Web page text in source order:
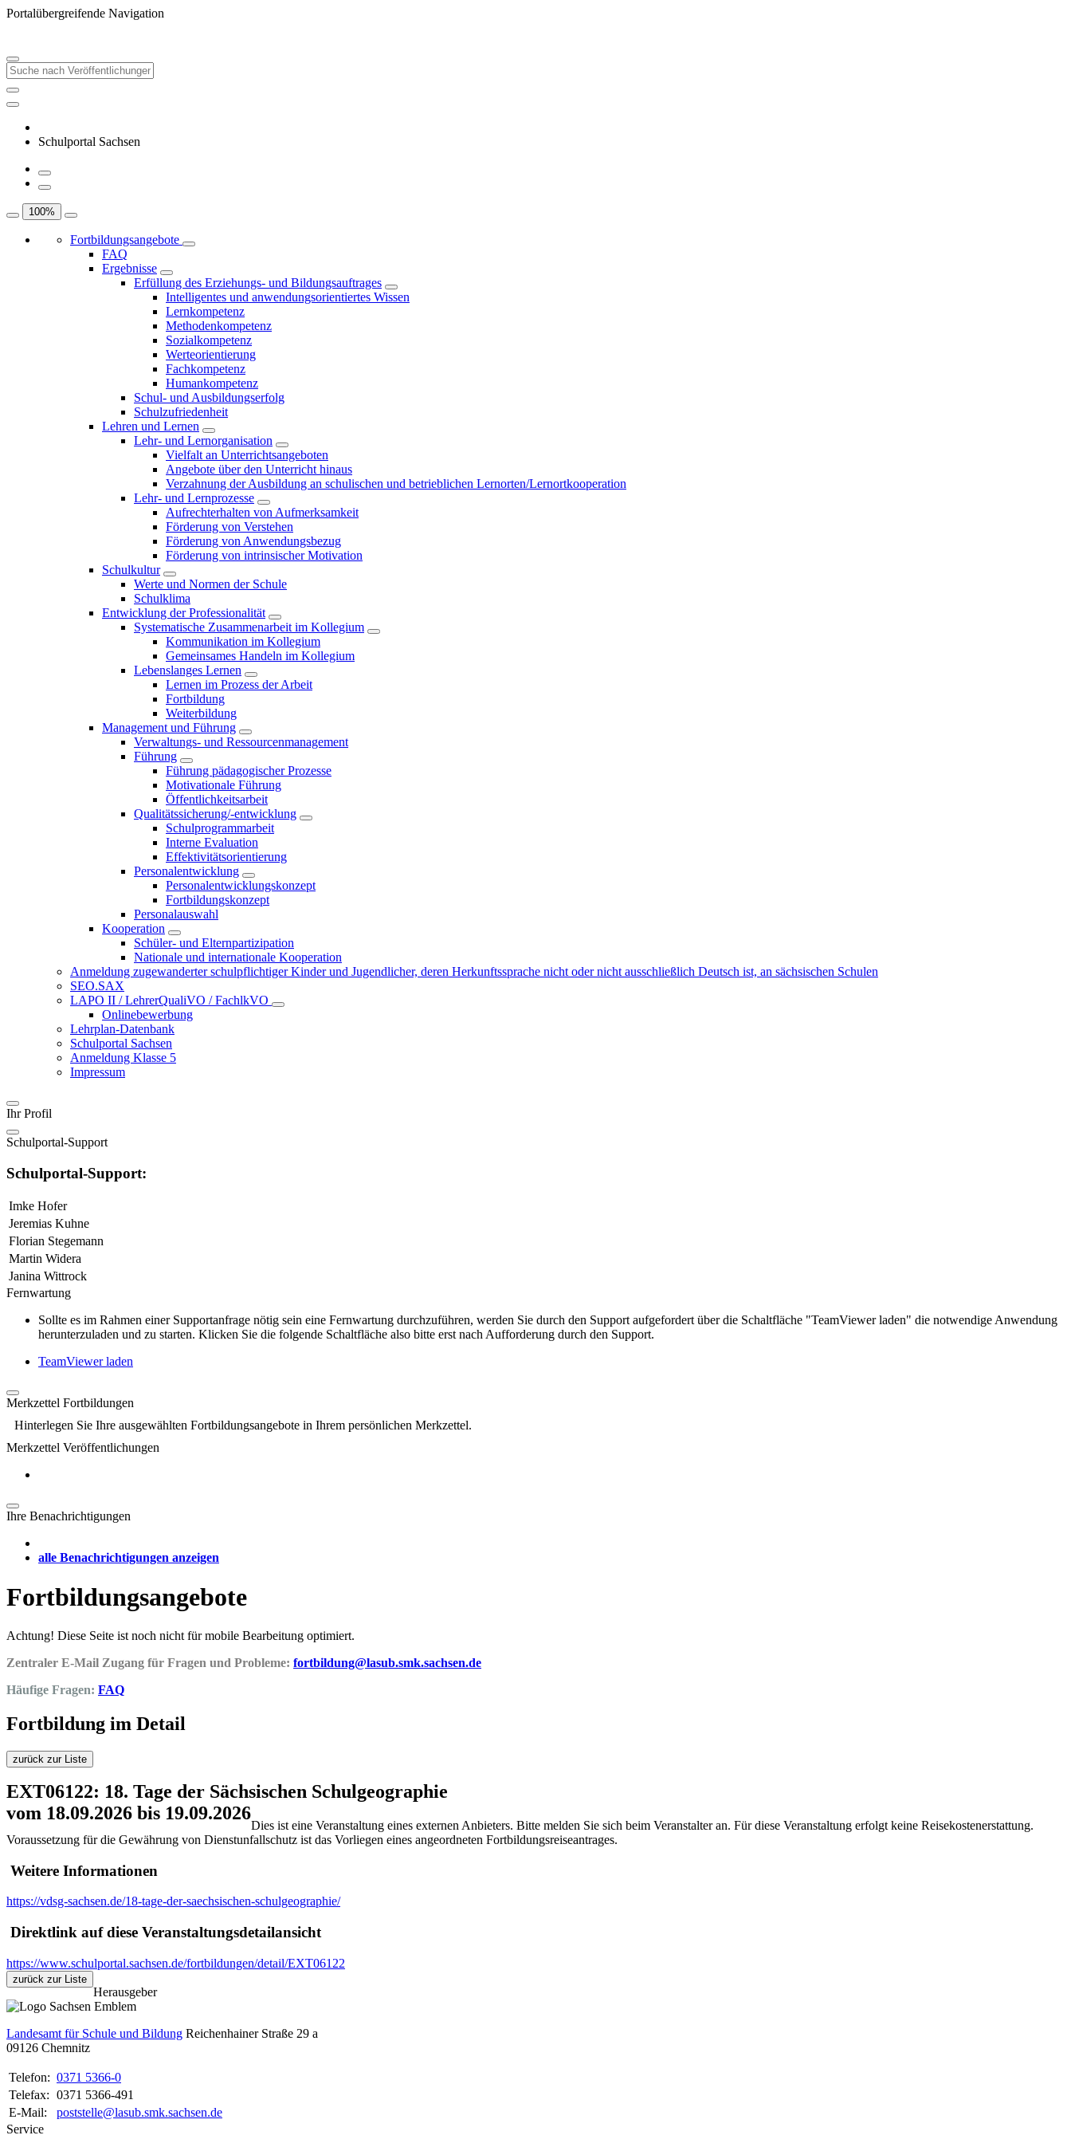
Portalübergreifende Navigation
Schulportal Sachsen
100%
Fortbildungsangebote
FAQ
Ergebnisse
Erfüllung des Erziehungs- und Bildungsauftrages
Intelligentes und anwendungsorientiertes Wissen
Lernkompetenz
Methodenkompetenz
Sozialkompetenz
Werteorientierung
Fachkompetenz
Humankompetenz
Schul- und Ausbildungserfolg
Schulzufriedenheit
Lehren und Lernen
Lehr- und Lernorganisation
Vielfalt an Unterrichtsangeboten
Angebote über den Unterricht hinaus
Verzahnung der Ausbildung an schulischen und betrieblichen Lernorten/Lernortkooperation
Lehr- und Lernprozesse
Aufrechterhalten von Aufmerksamkeit
Förderung von Verstehen
Förderung von Anwendungsbezug
Förderung von intrinsischer Motivation
Schulkultur
Werte und Normen der Schule
Schulklima
Entwicklung der Professionalität
Systematische Zusammenarbeit im Kollegium
Kommunikation im Kollegium
Gemeinsames Handeln im Kollegium
Lebenslanges Lernen
Lernen im Prozess der Arbeit
Fortbildung
Weiterbildung
Management und Führung
Verwaltungs- und Ressourcenmanagement
Führung
Führung pädagogischer Prozesse
Motivationale Führung
Öffentlichkeitsarbeit
Qualitätssicherung/-entwicklung
Schulprogrammarbeit
Interne Evaluation
Effektivitätsorientierung
Personalentwicklung
Personalentwicklungskonzept
Fortbildungskonzept
Personalauswahl
Kooperation
Schüler- und Elternpartizipation
Nationale und internationale Kooperation
Anmeldung zugewanderter schulpflichtiger Kinder und Jugendlicher, deren Herkunftssprache nicht oder nicht ausschließlich Deutsch ist, an sächsischen Schulen
SEO.SAX
LAPO II / LehrerQualiVO / FachlkVO
Onlinebewerbung
Lehrplan-Datenbank
Schulportal Sachsen
Anmeldung Klasse 5
Impressum
Ihr Profil
Schulportal-Support
Schulportal-Support:
Imke Hofer
Jeremias Kuhne
Florian Stegemann
Martin Widera
Janina Wittrock
Fernwartung
Sollte es im Rahmen einer Supportanfrage nötig sein eine Fernwartung durchzuführen, werden Sie durch den Support aufgefordert über die Schaltfläche "TeamViewer laden" die notwendige Anwendung
herunterzuladen und zu starten. Klicken Sie die folgende Schaltfläche also bitte erst nach Aufforderung durch den Support.
TeamViewer laden
Merkzettel Fortbildungen
Hinterlegen Sie Ihre ausgewählten Fortbildungsangebote in Ihrem persönlichen Merkzettel.
Merkzettel Veröffentlichungen
Ihre Benachrichtigungen
alle Benachrichtigungen anzeigen
Fortbildungsangebote
Achtung! Diese Seite ist noch nicht für mobile Bearbeitung optimiert.
Zentraler E-Mail Zugang für Fragen und Probleme: fortbildung@lasub.smk.sachsen.de
Häufige Fragen: FAQ
Fortbildung im Detail
zurück zur Liste
EXT06122: 18. Tage der Sächsischen Schulgeographie
vom 18.09.2026 bis 19.09.2026
Dies ist eine Veranstaltung eines externen Anbieters. Bitte melden Sie sich beim Veranstalter an. Für diese Veranstaltung erfolgt keine Reisekostenerstattung.
Voraussetzung für die Gewährung von Dienstunfallschutz ist das Vorliegen eines angeordneten Fortbildungsreiseantrages.
Weitere Informationen
https://vdsg-sachsen.de/18-tage-der-saechsischen-schulgeographie/
Direktlink auf diese Veranstaltungsdetailansicht
https://www.schulportal.sachsen.de/fortbildungen/detail/EXT06122
zurück zur Liste
Herausgeber
Landesamt für Schule und Bildung Reichenhainer Straße 29 a
09126 Chemnitz
Telefon: 0371 5366-0
Telefax: 0371 5366-491
E-Mail:
poststelle@lasub.smk.sachsen.de
Service